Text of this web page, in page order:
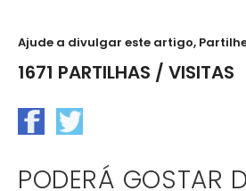
Ajude a divulgar este artigo,
1671 PARTILHAS / VISITAS
PODERÁ GOSTAR